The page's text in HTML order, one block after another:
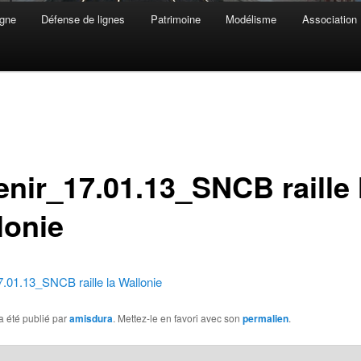
Défense de lignes Patrimoine Modélisme Association
raille
raille la Wallonie
été publié paramisdura. Mettez-le en favori avec son permalien.